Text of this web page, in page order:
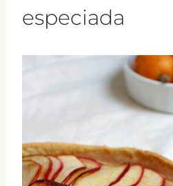
especiada